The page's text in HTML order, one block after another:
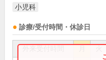
小児科
診療/受付時間・休診日